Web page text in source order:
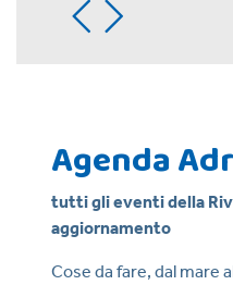
Agenda
tutti gli eventi della
aggiornamento
Cose da fare, dal mare